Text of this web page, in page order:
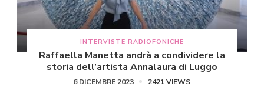
INTERVISTE RADIOFONICHE
Raffaella Manetta andrà a condividere la
storia dell’artista Annalaura di Luggo
6 DICEMBRE 2023 2421 VIEWS